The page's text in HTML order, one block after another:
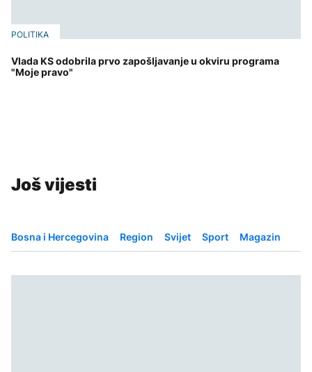
POLITIKA
Vlada KS odobrila prvo zapošljavanje u okviru programa
"Moje pravo"
Još vijesti
Bosna i Hercegovina Region Svijet Sport Magazin